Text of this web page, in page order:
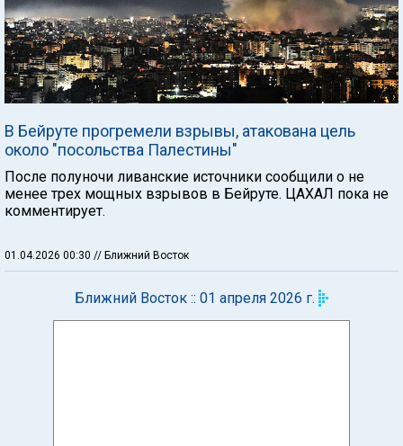
В Бейруте прогремели взрывы, атакована цель
около "посольства Палестины"
После полуночи ливанские источники сообщили о не
менее трех мощных взрывов в Бейруте. ЦАХАЛ пока не
комментирует.
01.04.2026 00:30 // Ближний Восток
Ближний Восток :: 01 апреля 2026 г.